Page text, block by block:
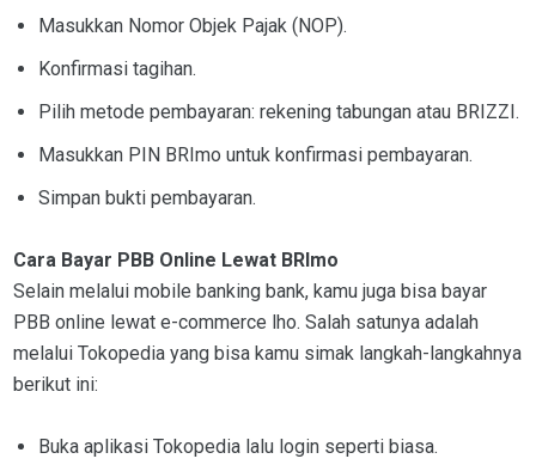
Masukkan Nomor Objek Pajak (NOP).
Konfirmasi tagihan.
Pilih metode pembayaran: rekening tabungan atau BRIZZI.
Masukkan PIN BRImo untuk konfirmasi pembayaran.
Simpan bukti pembayaran.
Cara Bayar PBB Online Lewat BRImo
Selain melalui mobile banking bank, kamu juga bisa bayar
PBB online lewat e-commerce lho. Salah satunya adalah
melalui Tokopedia yang bisa kamu simak langkah-langkahnya
berikut ini:
Buka aplikasi Tokopedia lalu login seperti biasa.